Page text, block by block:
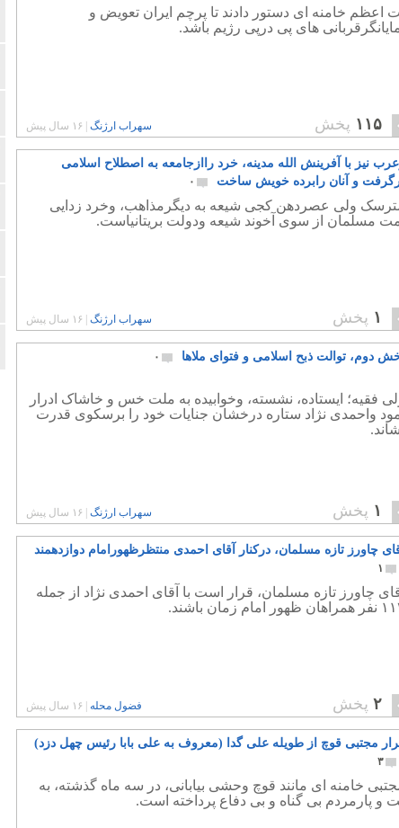
اعظم خامنه ای دستور دادند تا پرچم ایران تعویض و
های پی درپی رژیم باشد.
۱۱۵ پخش سهراب ارژنگ ۱۶ سال پیش
نیز با آفرینش الله مدینه، خرد راازجامعه به اصطلاح اسلامی
و آنان رابرده خویش ساخت
۰
ولی عصردهن کجی شیعه به دیگرمذاهب، وخرد زدایی
مسلمان از سوی آخوند شیعه ودولت بریتانیاست.
۱ پخش سهراب ارژنگ ۱۶ سال پیش
دوم، توالت ذبح اسلامی و فتوای ملاها ۰
فقیه؛ ایستاده، نشسته، وخوابیده به ملت خس و خاشاک ادرار
واحمدی نژاد ستاره درخشان جنایات خود را برسکوی قدرت
۱ پخش سهراب ارژنگ ۱۶ سال پیش
چاورز تازه مسلمان، درکنار آقای احمدی منتظرظهورامام دوازدهمند
۱
چاورز تازه مسلمان، قرار است با آقای احمدی نژاد از جمله
ظهور امام زمان باشند.
۲ پخش فضول محله ۱۶ سال پیش
مجتبی قوچ از طویله علی گدا (معروف به علی بابا رئیس چهل دزد)
۳
خامنه ای مانند قوچ وحشی بیابانی، در سه ماه گذشته، به
و پارمردم بی گناه و بی دفاع پرداخته است.